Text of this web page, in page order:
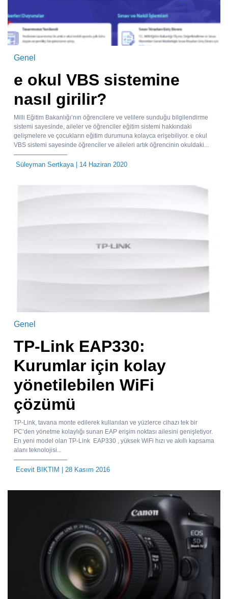
Genel
e okul VBS sistemine
nasıl girilir?
Milli Eğitim Bakanlığı’nın öğrencilere ve velilere sunduğu bilgilendirme
sistemi sayesinde, aileler ve öğrenciler eğitim sistemi hakkındaki
gelişmelere ve çocukların eğitim durumuna kolayca erişebiliyor. e okul
VBS sistemi sayesinde öğrenciler ve aileleri artık öğrencinin okuldaki...
Süleyman Sertkaya | 14 Haziran 2020
Genel
TP-Link EAP330:
Kurumlar için kolay
yönetilebilen WiFi
çözümü
TP-Link, tavana monte edilerek kullanılan ve yüzlerce cihazı tek bir
PC’den yönetme kolaylığı sunan EAP erişim noktası ailesini genişletiyor.
En yeni model olan TP-Link EAP330 , yüksek WiFi hızı ve akıllı kapsama
alanı teknolojisi...
Ecevit BIKTIM | 28 Kasım 2016